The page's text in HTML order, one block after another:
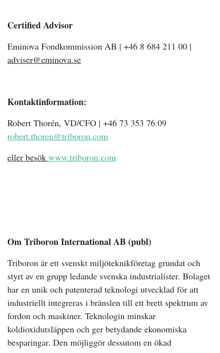
Certified Advisor
Eminova Fondkommission AB | +46 8 684 211 00 |
adviser@eminova.se
Kontaktinformation:
Robert Thorén, VD/CFO | +46 73 353 76 09
robert.thoren@triboron.com
eller besök www.triboron.com
Om Triboron International AB (publ)
Triboron är ett svenskt miljöteknikföretag grundat och
styrt av en grupp ledande svenska industrialister. Bolaget
har en unik och patenterad teknologi utvecklad för att
industriellt integreras i bränslen till ett brett spektrum av
fordon och maskiner. Teknologin minskar
koldioxidutsläppen och ger betydande ekonomiska
besparingar. Den möjliggör dessutom en ökad